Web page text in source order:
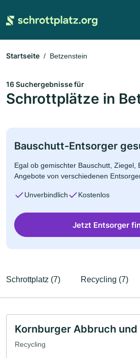
Startseite Betzenstein
16 Suchergebnisse für
Schrottplätze in
Bauschutt-Entsorger
Egal ob gemischter Bauschutt, Ziegel,
Angebote von verschiedenen
Unverbindlich Kostenlos
Jetzt Entsorger
Schrottplatz (7) Recycling (7)
Kornburger Abbruch und
Recycling